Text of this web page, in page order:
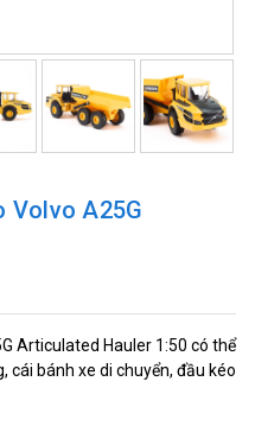
Volvo A25G
Articulated Hauler 1:50 có thể
cái bánh xe di chuyển, đầu kéo